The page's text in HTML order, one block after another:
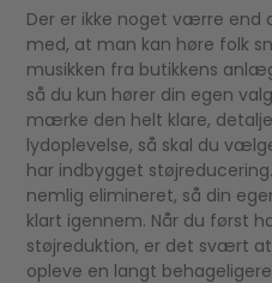
Der er ikke noget værre end
med, at man kan høre folk
musikken fra butikkens
så du kun hører din egen
mærke den helt klare,
lydoplevelse, så skal du
har indbygget
nemlig elimineret, så din
klart igennem. Når du først
støjreduktion, er det svært
opleve en langt